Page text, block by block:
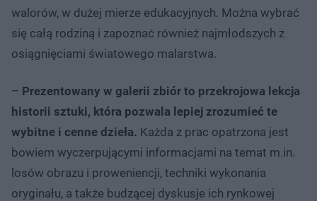
walorów, w dużej mierze edukacyjnych. Można wybrać
się całą rodziną i zapoznać również najmłodszych z
osiągnięciami światowego malarstwa.
– Prezentowany w galerii zbiór to przekrojowa lekcja
historii sztuki, która pozwala lepiej zrozumieć te
wybitne i cenne dzieła. Każda z prac opatrzona jest
bowiem wyczerpującymi informacjami na temat m.in.
losów obrazu i proweniencji, techniki wykonania
oryginału, a także budzącej dyskusje ich rynkowej